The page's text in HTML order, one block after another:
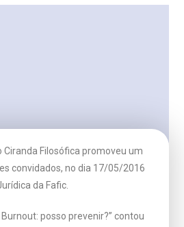
Ciranda Filosófica promoveu um
convidados, no dia 17/05/2016
da Fafic.
posso prevenir?” contou